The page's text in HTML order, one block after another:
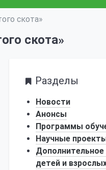
скота»
скота»
Разделы
Новости
Анонсы
Программы
Научные
Дополнительное
детей и